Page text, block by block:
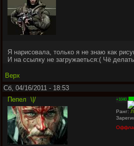
Я нарисовала, только я не знаю как
И на ссылку не загружаеться:( Чё
Верх
Сб, 04/16/2011 - 18:53
Пепел \|/ +1040
Ранг: